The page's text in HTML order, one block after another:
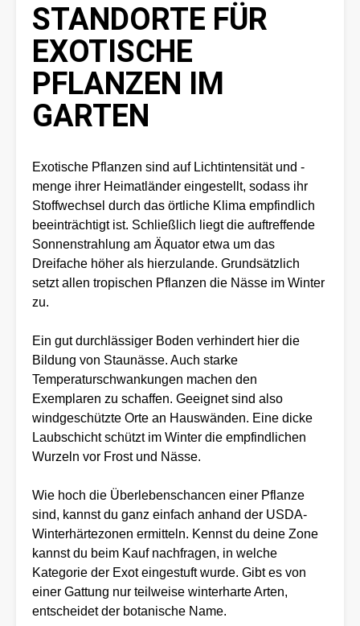
STANDORTE FÜR
EXOTISCHE
PFLANZEN IM
GARTEN
Exotische Pflanzen sind auf Lichtintensität und -
menge ihrer Heimatländer eingestellt, sodass ihr
Stoffwechsel durch das örtliche Klima empfindlich
beeinträchtigt ist. Schließlich liegt die auftreffende
Sonnenstrahlung am Äquator etwa um das
Dreifache höher als hierzulande. Grundsätzlich
setzt allen tropischen Pflanzen die Nässe im Winter
zu.
Ein gut durchlässiger Boden verhindert hier die
Bildung von Staunässe. Auch starke
Temperaturschwankungen machen den
Exemplaren zu schaffen. Geeignet sind also
windgeschützte Orte an Hauswänden. Eine dicke
Laubschicht schützt im Winter die empfindlichen
Wurzeln vor Frost und Nässe.
Wie hoch die Überlebenschancen einer Pflanze
sind, kannst du ganz einfach anhand der USDA-
Winterhärtezonen ermitteln. Kennst du deine Zone
kannst du beim Kauf nachfragen, in welche
Kategorie der Exot eingestuft wurde. Gibt es von
einer Gattung nur teilweise winterharte Arten,
entscheidet der botanische Name.